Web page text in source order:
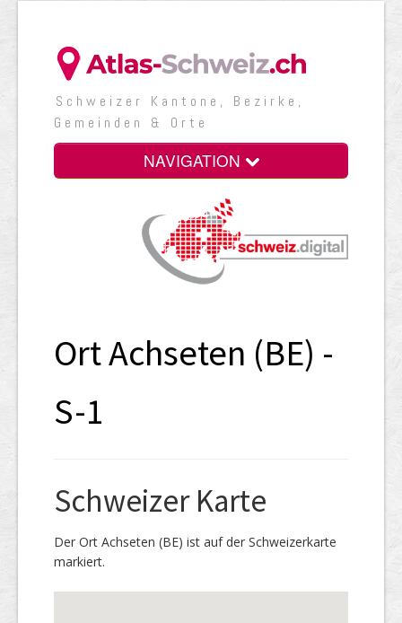
Schweizer Kantone, Bezirke,
Gemeinden & Orte
NAVIGATION
Ort Achseten (BE) -
S-1
Schweizer Karte
Der Ort Achseten (BE) ist auf der Schweizerkarte
markiert.